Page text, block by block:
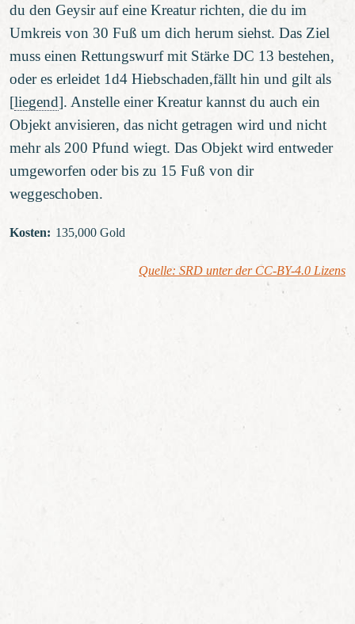
du den Geysir auf eine Kreatur richten, die du im
Umkreis von 30 Fuß um dich herum siehst. Das Ziel
muss einen Rettungswurf mit Stärke DC 13 bestehen,
oder es erleidet 1d4 Hiebschaden,fällt hin und gilt als
[liegend]. Anstelle einer Kreatur kannst du auch ein
Objekt anvisieren, das nicht getragen wird und nicht
mehr als 200 Pfund wiegt. Das Objekt wird entweder
umgeworfen oder bis zu 15 Fuß von dir
weggeschoben.
Kosten: 135,000 Gold
Quelle: SRD unter der CC-BY-4.0 Lizens